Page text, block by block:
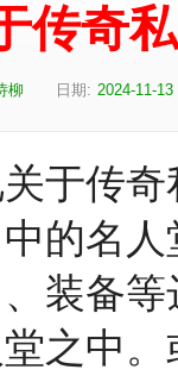
传奇
柳 日期: 2024-11-
于传
的名
装备
之中